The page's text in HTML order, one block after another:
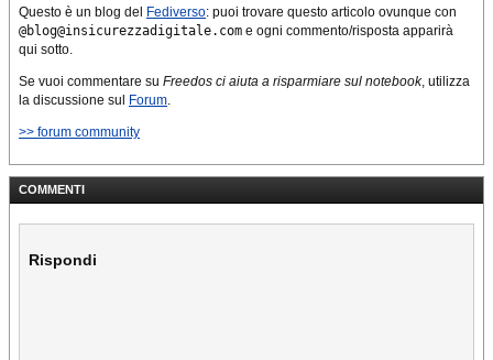
Questo è un blog del Fediverso: puoi trovare questo articolo ovunque con
@blog@insicurezzadigitale.com e ogni commento/risposta apparirà
qui sotto.
Se vuoi commentare su Freedos ci aiuta a risparmiare sul notebook, utilizza
la discussione sul
Forum.
>> forum community
COMMENTI
Rispondi